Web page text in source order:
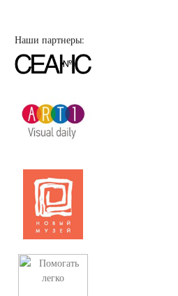
Наши партнеры: